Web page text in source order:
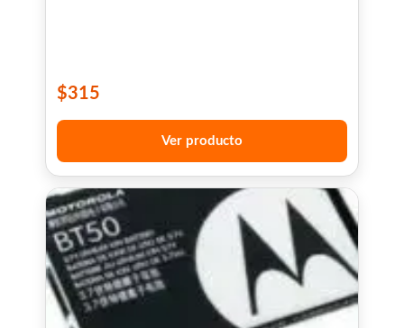
$315
Ver producto